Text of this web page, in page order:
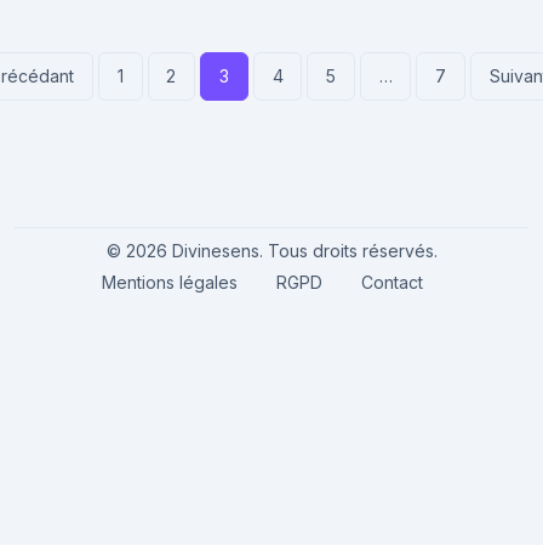
1 2 3 4 5 … 7
© 2026 Divinesens. Tous droits réservés.
Mentions légales
RGPD Contact